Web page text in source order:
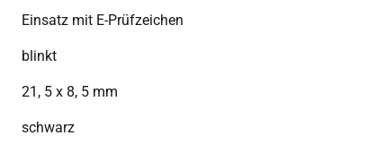
SMD-Blinker
Einsatz mit E-Prüfzeichen
blinkt
21, 5 x 8, 5 mm
schwarz